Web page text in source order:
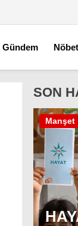
Gündem
SON
Manşet